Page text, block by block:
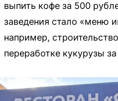
выпить кофе за 500
заведения стало «меню
например,
переработке кукурузы